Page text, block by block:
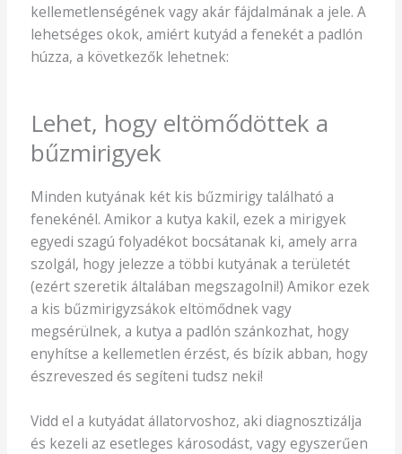
kellemetlenségének vagy akár fájdalmának a jele. A
lehetséges okok, amiért kutyád a fenekét a padlón
húzza, a következők lehetnek:
Lehet, hogy eltömődöttek a
bűzmirigyek
Minden kutyának két kis bűzmirigy található a
fenekénél. Amikor a kutya kakil, ezek a mirigyek
egyedi szagú folyadékot bocsátanak ki, amely arra
szolgál, hogy jelezze a többi kutyának a területét
(ezért szeretik általában megszagolni!) Amikor ezek
a kis bűzmirigyzsákok eltömődnek vagy
megsérülnek, a kutya a padlón szánkozhat, hogy
enyhítse a kellemetlen érzést, és bízik abban, hogy
észreveszed és segíteni tudsz neki!
Vidd el a kutyádat állatorvoshoz, aki diagnosztizálja
és kezeli az esetleges károsodást, vagy egyszerűen